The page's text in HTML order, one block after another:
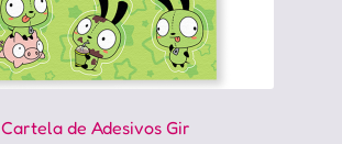
Cartela de Adesivos Gir